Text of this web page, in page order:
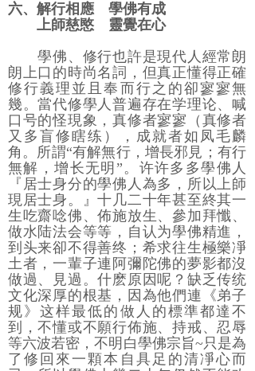
六、解行相應 學佛有成
上師慈愍 靈覺在心
學佛、修行也許是現代人經常朗
朗上口的時尚名詞，但真正懂得正確
修行義理並且奉而行之的卻寥寥無
幾。當代修學人普遍存在学理论、喊
口号的怪現象，真修者寥寥（真修者
又多盲修瞎练），成就者如凤毛麟
角。所謂“有解無行，增長邪見；有行
無解，增长无明”。许许多多學佛人
『居士身分的學佛人為多，所以上師
現居士身。』十几二十年甚至終其一
生吃齋唸佛、佈施放生、參加拜懺、
做水陆法会等等，自认为學佛精進，
到头来卻不得善终；希求往生極樂凈
土者，一輩子連阿彌陀佛的夢影都沒
做過、見過。什麽原因呢？缺乏传统
文化深厚的根基，因為他們連《弟子
规》这样最低的做人的標準都達不
到，不懂或不願行佈施、持戒、忍辱
等六波若密，不明白學佛宗旨~只是為
了修回來一顆本自具足的清凈心而